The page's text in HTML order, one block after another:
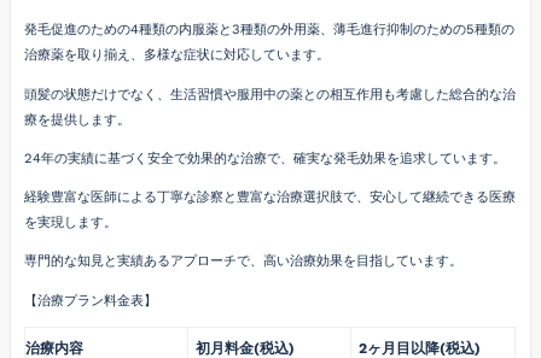
発毛促進のための4種類の内服薬と3種類の外用薬、薄毛進行抑制のための5種類の
治療薬を取り揃え、多様な症状に対応しています。
頭髪の状態だけでなく、生活習慣や服用中の薬との相互作用も考慮した総合的な治
療を提供します。
24年の実績に基づく安全で効果的な治療で、確実な発毛効果を追求しています。
経験豊富な医師による丁寧な診察と豊富な治療選択肢で、安心して継続できる医療
を実現します。
専門的な知見と実績あるアプローチで、高い治療効果を目指しています。
【治療プラン料金表】
治療内容 初月料金(税込) 2ヶ月目以降(税込)